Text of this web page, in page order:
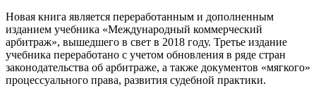
Новая книга является переработанным и дополненным
изданием учебника «Международный коммерческий
арбитраж», вышедшего в свет в 2018 году. Третье издание
учебника переработано с учетом обновления в ряде стран
законодательства об арбитраже, а также документов «мягкого»
процессуального права, развития судебной практики.